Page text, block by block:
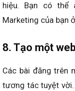
hiệu. Bạn có thể
Marketing của bạn
8. Tạo một
Các bài đăng trên
tương tác tuyệt